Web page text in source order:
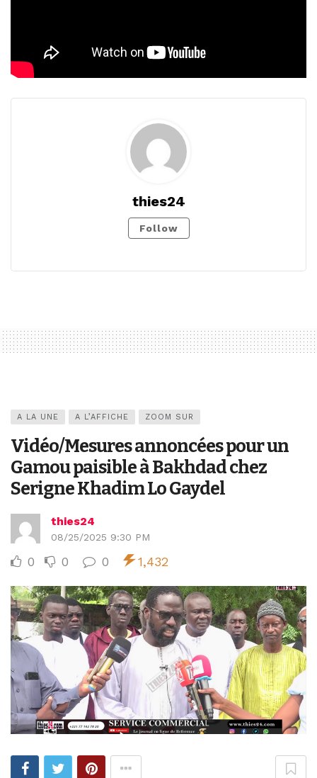
thies24
Follow
A LA UNE A L’AFFICHE ZOOM SUR
Vidéo/Mesures annoncées pour un
Gamou paisible à Bakhdad chez
Serigne Khadim Lo Gaydel
thies24
08/25/2025 9:30 PM
0 0 0 1,432